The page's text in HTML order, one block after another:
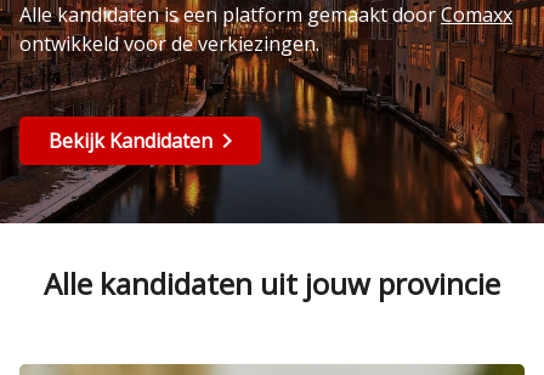
Alle kandidaten is een platform gemaakt doorComaxx
ontwikkeld voor de verkiezingen.
Bekijk Kandidaten
Alle kandidaten uit jouw provincie